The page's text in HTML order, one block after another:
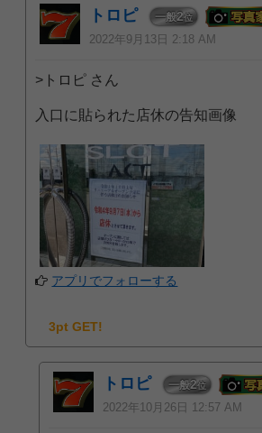
トロピ 一般2位
2022年9月13日 2:18 AM
>トロピ さん
入口に貼られた店休の告知画像
アプリでフォローする
3pt GET!
トロピ 一般2位
2022年10月26日 12:57 AM